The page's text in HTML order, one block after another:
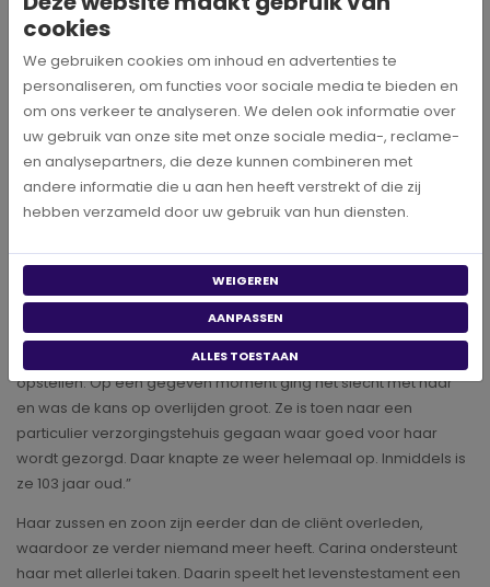
worden. Daarom is het belangrijk om je wensen vast te leggen”,
vertelt Carina.
Voorbereid op de toekomst
Carina zorgt al 15 jaar voor een cliënte. ‘’Vijftien jaar geleden
begon ik voor haar te werken. Haar zoon woonde in het
ze ziek werd en van de trap viel had zij verzorging nodig. De
technologie van nu was voor haar te ingewikkeld. Daarom heeft
haar zoon gevraagd of ik haar kon helpen en af en toe op
bezoek kon gaan. Het levenstestament bestond destijds nog
niet. We hebben daarom een notariële volmacht laten
opstellen. Op een gegeven moment ging het slecht met haar
en was de kans op overlijden groot. Ze is toen naar een
particulier verzorgingstehuis gegaan waar goed voor haar
wordt gezorgd. Daar knapte ze weer helemaal op. Inmiddels is
ze 103 jaar oud.”
Haar zussen en zoon zijn eerder dan de cliënt overleden,
waardoor ze verder niemand meer heeft. Carina ondersteunt
haar met allerlei taken. Daarin speelt het levenstestament een
cookies
We gebruiken cookies om inhoud en advertenties te
personaliseren, om functies voor sociale media te bieden en
om ons verkeer te analyseren. We delen ook informatie over
uw gebruik van onze site met onze sociale media-, reclame-
en analysepartners, die deze kunnen combineren met
andere informatie die u aan hen heeft verstrekt of die zij
hebben verzameld door uw gebruik van hun diensten.
WEIGEREN
AANPASSEN
ALLES TOESTAAN